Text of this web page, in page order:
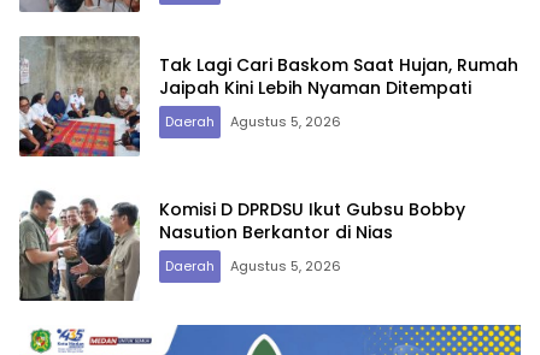
Tak Lagi Cari Baskom Saat Hujan, Rumah
Jaipah Kini Lebih Nyaman Ditempati
Daerah Agustus 5, 2026
Komisi D DPRDSU Ikut Gubsu Bobby
Nasution Berkantor di Nias
Daerah Agustus 5, 2026